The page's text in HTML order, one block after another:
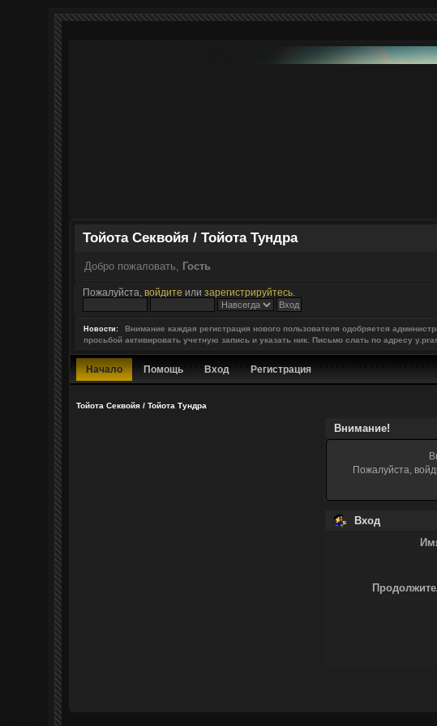
Тойота Секвойя / Тойота Тундра
Добро пожаловать, Гость
Пожалуйста,войдите илизарегистрируйтесь
Новости:
Внимание каждая регистрация нового пользователя одобряется
просьбой активировать учетную запись и указать ник. Письмо слать по адресу
Начало Помощь Вход Регистрация
Тойота Секвойя / Тойота Тундра
Внимание!
Пожалуйста,
Вход